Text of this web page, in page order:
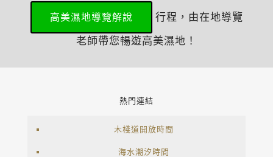
高美濕地導覽解說
行程，由在地導覽
老師帶您暢遊高美濕地！
熱門連結
木棧道開放時間
海水潮汐時間